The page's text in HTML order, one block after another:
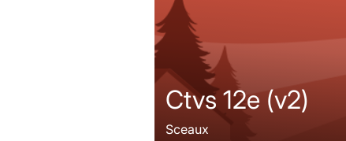
Ctvs 12e (v2)
Sceaux